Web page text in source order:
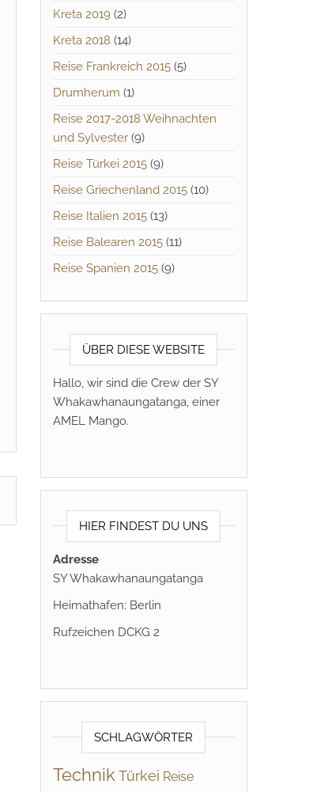
Kreta 2019 (2)
Kreta 2018 (14)
Reise Frankreich 2015(5)
Drumherum (1)
Reise 2017-2018 Weihnachten
und Sylvester(9)
Reise Türkei 2015(9)
Reise Griechenland 2015(10)
Reise Italien 2015(13)
Reise Balearen 2015(11)
Reise Spanien 2015(9)
ÜBER DIESE WEBSITE
Hallo, wir sind die Crew der SY
Whakawhanaungatanga, einer
AMEL Mango.
HIER FINDEST DU UNS
Adresse
SY Whakawhanaungatanga
Heimathafen: Berlin
Rufzeichen DCKG 2
SCHLAGWÖRTER
Technik Türkei Reise